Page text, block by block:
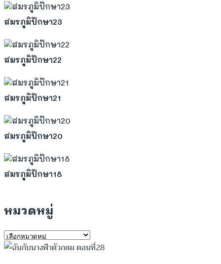
สมรภูมิปักษา23
สมรภูมิปักษา22
สมรภูมิปักษา21
สมรภูมิปักษา20
สมรภูมิปักษา18
หมวดหมู่
หมวด
หมู่